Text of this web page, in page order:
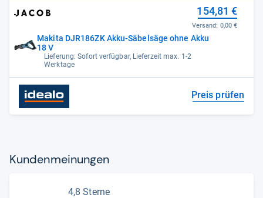
Makita DJR186ZK Akku-Säbelsäge ohne Akku
18 V
Lieferung: Sofort verfügbar, Lieferzeit max. 1-2
Werktage
154,81 €
Versand: 0,00 €
Preis prüfen
Kun­den­mei­nun­gen
4,8 Sterne